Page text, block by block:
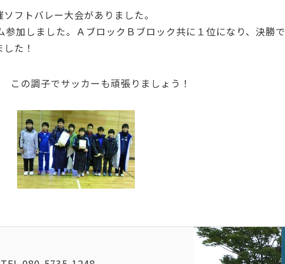
フトバレー大会がありました。
加しました。ＡブロックＢブロック共に１位になり、決勝で
た！
の調子でサッカーも頑張りましょう！